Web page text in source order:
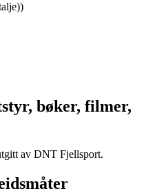
bøker, filmer,
av DNT Fjellsport.